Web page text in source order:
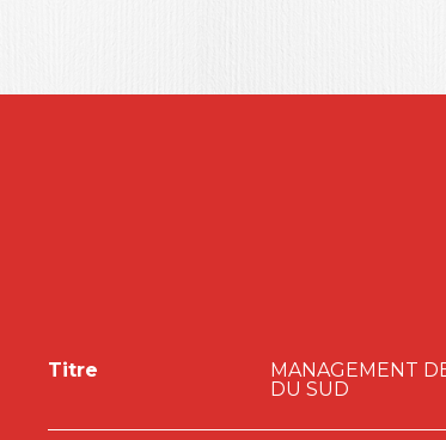
Titre
MANAGEMENT
DU SUD